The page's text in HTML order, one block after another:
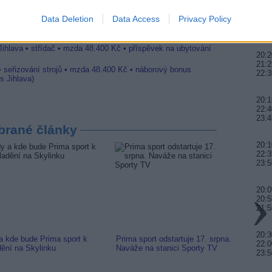
Data Deletion Data Access Privacy Policy
• práce ve skladu • mzda 48.400 Kč • náborový bonus
• střídač • mzda 48.400 Kč • příspěvek na ubytování
seřizování strojů • mzda 48.400 Kč • náborový bonus
Jihlava)
články
kde bude Prima sport k
na Skylinku
Prima sport odstartuje 17. srpna.
Naváže na stanici Sporty TV